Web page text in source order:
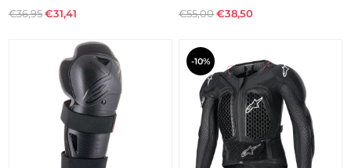
€36,95€31,41 €55,00€38,50
-10%